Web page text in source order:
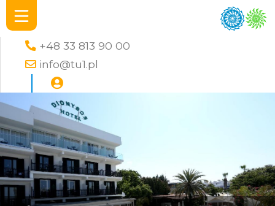
+48 33 813 90 00
info@tu1.pl